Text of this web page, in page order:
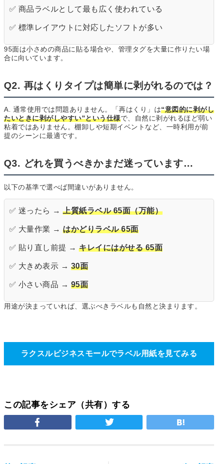
✅ 商品ラベルとして最も広く使われている
✅ 標準レイアウトに対応したソフトが多い
95面は小さめの商品に貼る場合や、管理タグを大量に作りたい場
合に向いています。
Q2. 再はくりタイプは簡単に剥がれるのでは？
A. 通常使用では問題ありません。「再はくり」は“意図的に剥がし
たいときに剥がしやすい”という仕様で、自然に剥がれるほど弱い
粘着ではありません。棚卸しや短期イベントなど、一時利用が前
提のシーンに最適です。
Q3. どれを買うべきかまだ迷っています…
以下の基準で選べば間違いがありません。
✅ 迷ったら →上質紙ラベル 65面（万能）
✅ 大量作業 →はかどりラベル 65面
✅ 貼り直し前提 →キレイにはがせる 65面
✅ 大きめ表示 → 30面
✅ 小さい商品 → 95面
用途が決まっていれば、選ぶべきラベルも自然と決まります。
ラクスルビジネスモールでラベル用紙を見てみる
この記事をシェア（共有）する